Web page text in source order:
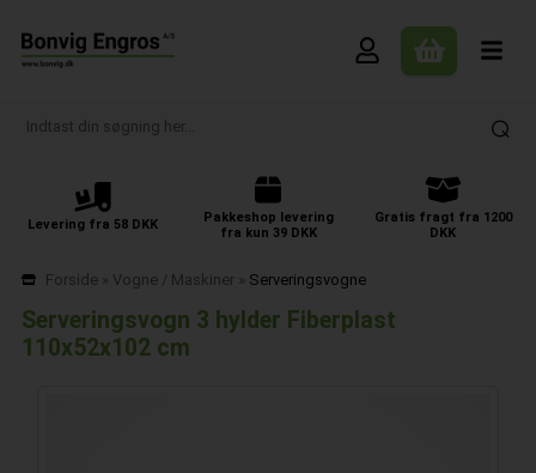
Levering fra 58 DKK
Pakkeshop levering
fra kun 39 DKK
Gratis fragt fra 1200
DKK
Forside» Vogne / Maskiner» Serveringsvogne
Serveringsvogn 3 hylder Fiberplast
110x52x102 cm